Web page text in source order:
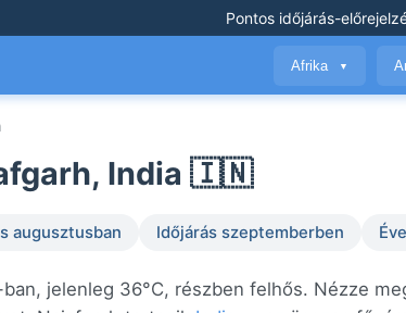
Pontos időjárás-
Afrika ▼
India 🇮🇳
augusztusban Időjárás szeptemberben
ban, jelenleg 36°C, részben felhős. Nézze